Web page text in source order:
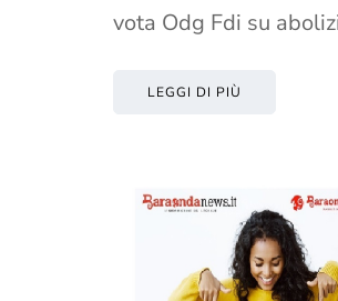
vota Odg Fdi su
LEGGI DI PIÙ